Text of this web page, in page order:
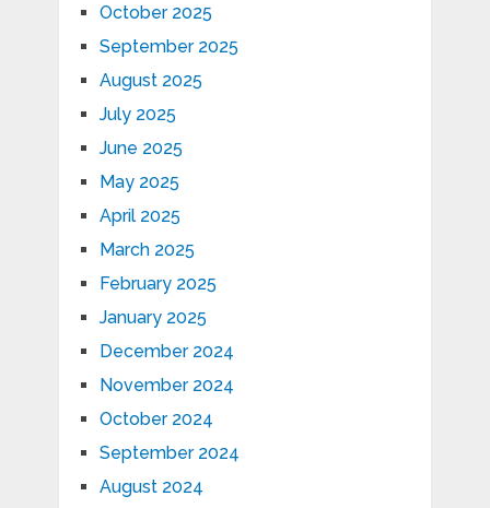
October 2025
September 2025
August 2025
July 2025
June 2025
May 2025
April 2025
March 2025
February 2025
January 2025
December 2024
November 2024
October 2024
September 2024
August 2024